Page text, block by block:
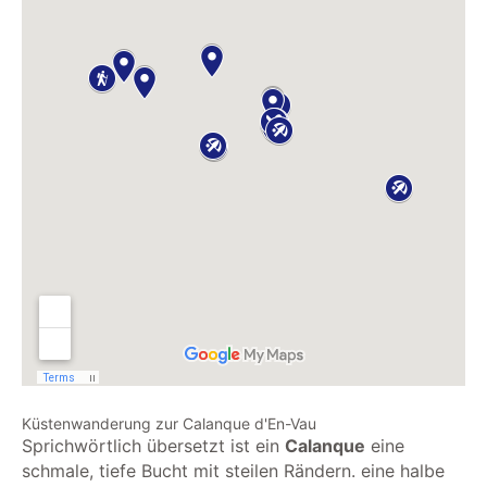
Küstenwanderung zur Calanque d'En-Vau
Sprichwörtlich übersetzt ist ein Calanque eine
schmale, tiefe Bucht mit steilen Rändern. eine halbe